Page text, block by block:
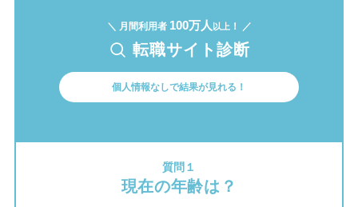
＼ 月間利用者 100万人 以上 ！ ／
転職サイト診断
個人情報なしで結果が見れる！
質問１
現在の年齢は？